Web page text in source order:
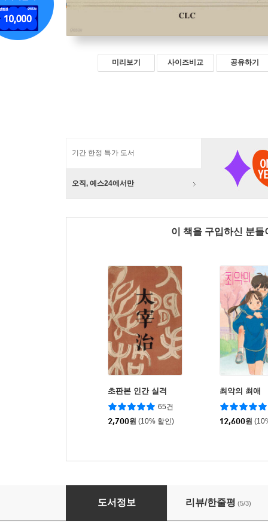
미리보기 사이즈비교 공유하기
기간 한정 특가 도서
오직, 예스24에서만
이 책을 구입하신 분
초판본 인간 실격
65건
2,700원 (10% 할인)
최악의 최애
12,600원
세계사와 함께 읽는 기독교 역사
도서정보 리뷰/한줄평 (5/3)